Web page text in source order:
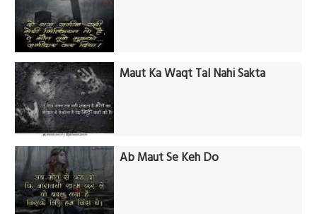
Maut Ka Waqt Tal Nahi Sakta
Ab Maut Se Keh Do